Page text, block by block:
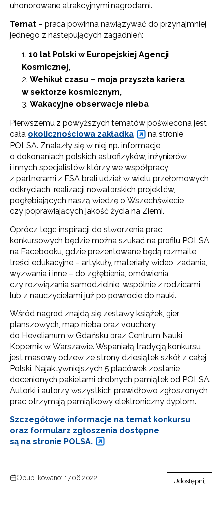
uhonorowane atrakcyjnymi nagrodami.
Temat – praca powinna nawiązywać do przynajmniej
jednego z następujących zagadnień:
10 lat Polski w Europejskiej Agencji
Kosmicznej,
Wehikuł czasu – moja przyszła kariera
w sektorze kosmicznym,
Wakacyjne obserwacje nieba
Pierwszemu z powyższych tematów poświęcona jest
cała okolicznościowa zakładka
na stronie
POLSA. Znalazły się w niej np. informacje
o dokonaniach polskich astrofizyków, inżynierów
i innych specjalistów którzy we współpracy
z partnerami z ESA brali udział w wielu przełomowych
odkryciach, realizacji nowatorskich projektów,
pogłębiających naszą wiedzę o Wszechświecie
czy poprawiających jakość życia na Ziemi.
Oprócz tego inspiracji do stworzenia prac
konkursowych będzie można szukać na profilu POLSA
na Facebooku, gdzie prezentowane będą rozmaite
treści edukacyjne – artykuły, materiały wideo, zadania,
wyzwania i inne – do zgłębienia, omówienia
czy rozwiązania samodzielnie, wspólnie z rodzicami
lub z nauczycielami już po powrocie do nauki.
Wśród nagród znajdą się zestawy książek, gier
planszowych, map nieba oraz vouchery
do Hevelianum w Gdańsku oraz Centrum Nauki
Kopernik w Warszawie. Wspaniałą tradycją konkursu
jest masowy odzew ze strony dziesiątek szkół z całej
Polski. Najaktywniejszych 5 placówek zostanie
docenionych pakietami drobnych pamiątek od POLSA.
Autorki i autorzy wszystkich prawidłowo zgłoszonych
prac otrzymają pamiątkowy elektroniczny dyplom.
Szczegółowe informacje na temat konkursu
oraz formularz zgłoszenia dostępne
są na stronie POLSA.
Opublikowano: 17.06.2022 Udostępnij